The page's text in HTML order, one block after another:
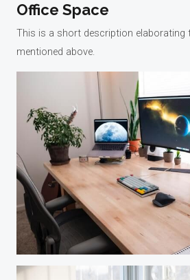
Office Space
This is a short description elaborating
mentioned above.​